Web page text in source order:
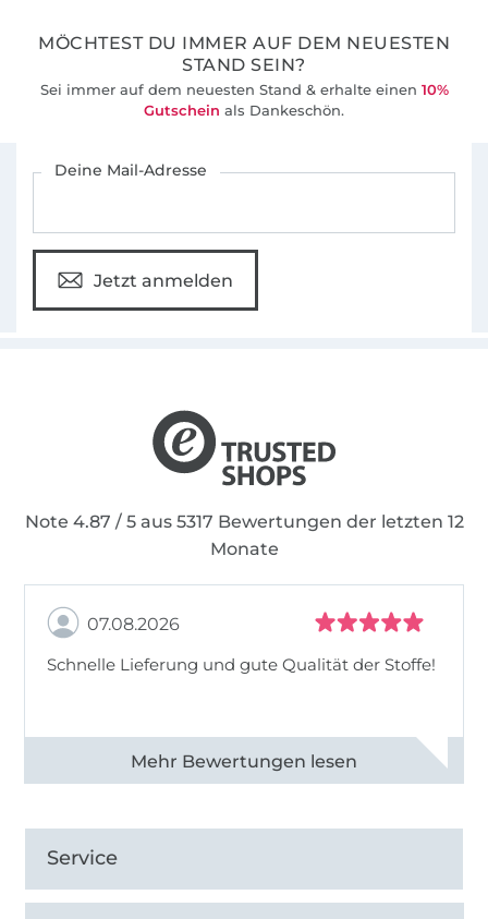
geschweige denn mit Bildern. So entstand die
Idee selber Dirndl Schnitte und eine
Nähanleitung in Form eines E-books zu
für Bild Nähanleitung.
MÖCHTEST DU IMMER AUF DEM NEUESTEN
STAND SEIN?
Sei immer auf dem neuesten Stand & erhalte einen 10%
Gutschein als Dankeschön.
Deine Mail-Adresse
Jetzt anmelden
Note 4.87 / 5 aus 5317 Bewertungen der letzten 12
Monate
07.08.2026
Schnelle Lieferung und gute Qualität der Stoffe!
Alle 82990 Bewertungen ansehen
Service